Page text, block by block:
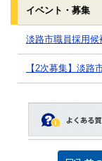
イベント・募集
淡路市職員採用候
【2次募集】淡路